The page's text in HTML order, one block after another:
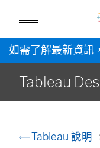
如需了解最新資訊
Tableau
Tableau 說明